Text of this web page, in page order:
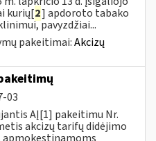
kurių[2] apdoroto tabako
pavyzdžiai...
pakeitimai:Akcizų
03
AĮ[1] pakeitimu Nr.
akcizų tarifų didėjimo